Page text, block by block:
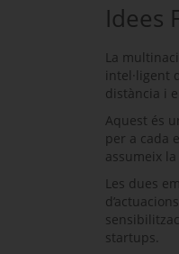
Idees
La
intel·ligent
distància i
Aquest és
per a cada
assumeix
Les dues
startups